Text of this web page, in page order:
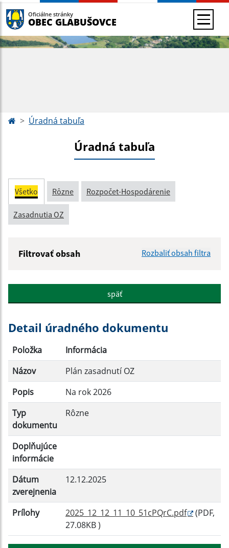
Oficiálne stránky
OBEC GLABUŠOVCE
Úradná tabuľa
Úradná tabuľa
Všetko Rôzne Rozpočet-Hospodárenie
Zasadnutia OZ
Filtrovať obsah Rozbaliť obsah filtra
Popis:
Dátum zverejnenia do:
Filtrovať
späť
Detail úradného dokumentu
Položka
Informácia
Názov
Plán zasadnutí OZ
Popis
Na rok 2026
Typ
dokumentu
Rôzne
Doplňujúce
informácie
Dátum
zverejnenia
12.12.2025
Prílohy 2025_12_12_11_10_51cPQrC.pdf
(PDF,
27.08KB )